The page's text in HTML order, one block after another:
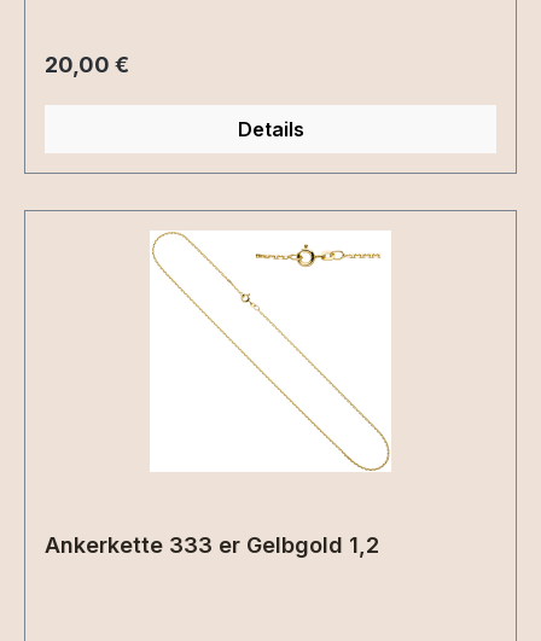
Regulärer Preis:
20,00 €
Details
Ankerkette 333 er Gelbgold 1,2